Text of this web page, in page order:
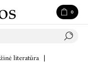
0
literatūra